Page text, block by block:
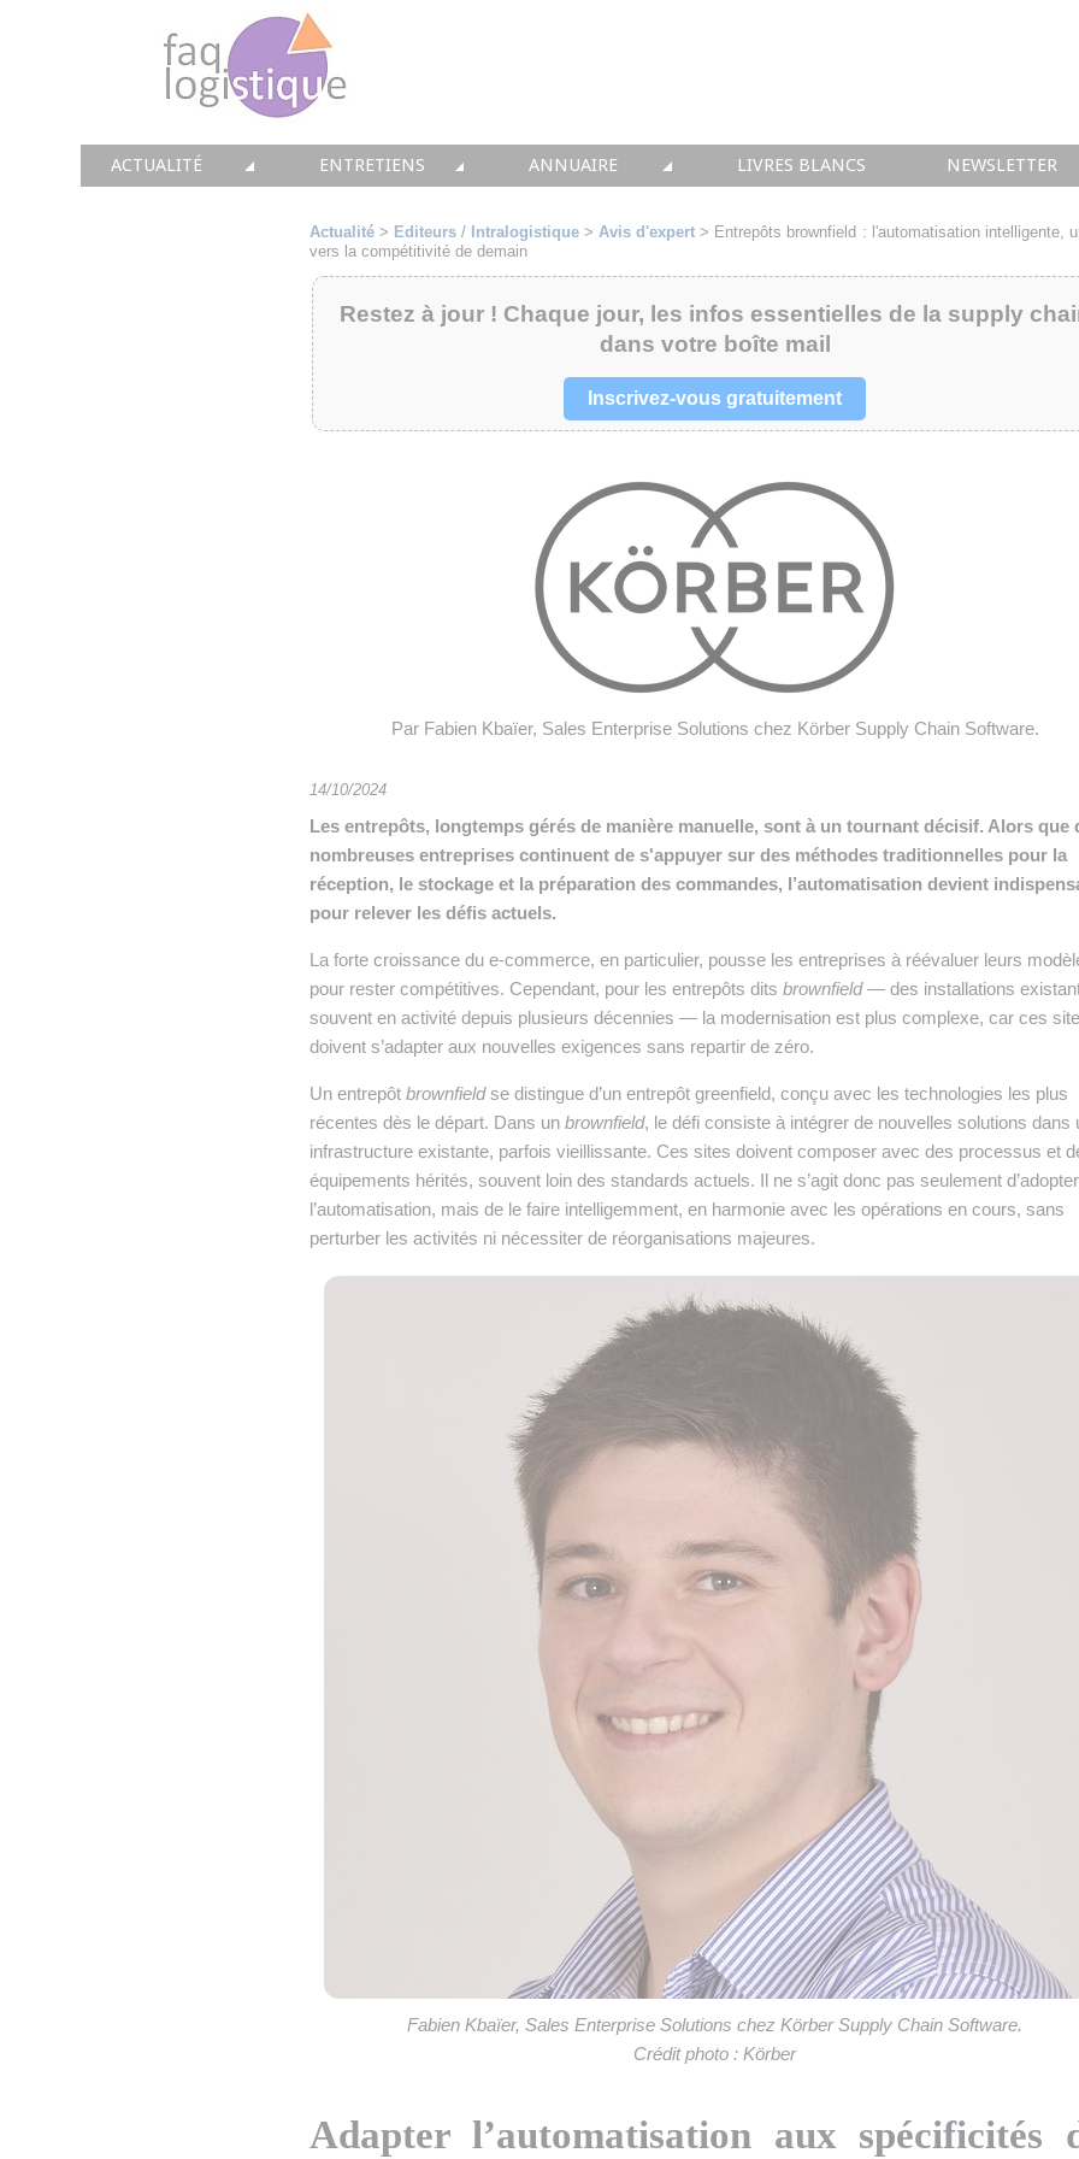
ACTUALITÉ ENTRETIENS
• TRANSPORT
• SUPPLY / CHAIN
ANNUAIRE
• SOLUTIONS
• INTEGRATION
• FORMATION
• IMMOBILIER
• INTRALOGISTIQUE
• PRESTATION LOGISTIQUE
• RECRUTEMENT
LIVRES BLANCS NEWSLETTER
Actualité > Editeurs / Intralogistique >Avis d'expert> Entrepôts brownfield : l'automatisation intelligente,
vers la compétitivité de demain
Restez à jour ! Chaque jour, les infos essentielles de la supply
dans votre boîte mail
Inscrivez-vous gratuitement
Par Fabien Kbaïer, Sales Enterprise Solutions chez Körber Supply Chain Software.
14/10/2024
Les entrepôts, longtemps gérés de manière manuelle, sont à un tournant décisif. Alors que
nombreuses entreprises continuent de s'appuyer sur des méthodes traditionnelles pour la
réception, le stockage et la préparation des commandes, l’automatisation devient
pour relever les défis actuels.
La forte croissance du e-commerce, en particulier, pousse les entreprises à réévaluer leurs
pour rester compétitives. Cependant, pour les entrepôts dits brownfield— des installations
souvent en activité depuis plusieurs décennies — la modernisation est plus complexe, car ces
doivent s’adapter aux nouvelles exigences sans repartir de zéro.
Un entrepôt brownfieldse distingue d’un entrepôt greenfield, conçu avec les technologies les plus
récentes dès le départ. Dans un brownfield, le défi consiste à intégrer de nouvelles solutions dans
infrastructure existante, parfois vieillissante. Ces sites doivent composer avec des processus et
équipements hérités, souvent loin des standards actuels. Il ne s’agit donc pas seulement d’adopter
l’automatisation, mais de le faire intelligemment, en harmonie avec les opérations en cours, sans
perturber les activités ni nécessiter de réorganisations majeures.
Fabien Kbaïer, Sales Enterprise Solutions chez Körber Supply Chain Software.
Crédit photo : Körber
Adapter l’automatisation aux spécificités